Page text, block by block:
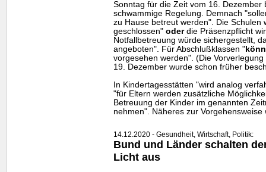
Sonntag für die Zeit vom 16. Dezember
schwammige Regelung. Demnach
zu Hause betreut werden". Die Schulen
geschlossen" oderdie Präsenzpflicht
Notfallbetreuung würde sichergestellt,
angeboten". Für Abschlußklassen "
vorgesehen werden". (Die
19. Dezember wurde schon früher
In Kindertagesstätten "wird analog
"für Eltern werden zusätzliche
Betreuung der Kinder im genannten
nehmen". Näheres zur
14.12.2020 - Gesundheit, Wirtschaft, Politik:
Bund und Länder schalten
Licht aus